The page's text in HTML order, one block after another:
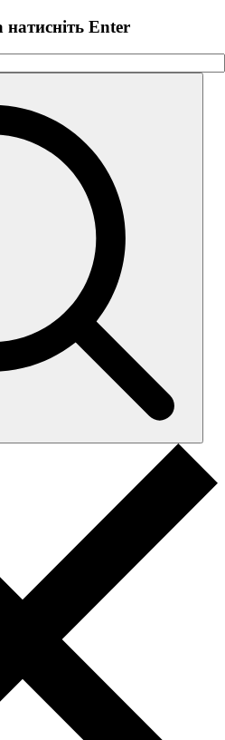
натиснiть Enter